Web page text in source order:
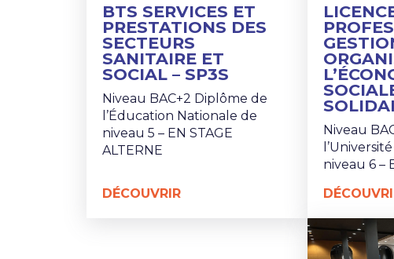
BTS SERVICES ET
PRESTATIONS DES
SECTEURS
SANITAIRE ET
SOCIAL – SP3S
Niveau BAC+2 Diplôme de
l’Éducation Nationale de
niveau 5 – EN STAGE
ALTERNE
DÉCOUVRIR
Niveau
niveau 6 –